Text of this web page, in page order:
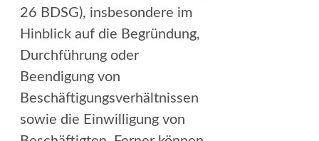
26 BDSG), insbesondere im
Hinblick auf die Begründung,
Durchführung oder
Beendigung von
Beschäftigungsverhältnissen
sowie die Einwilligung von